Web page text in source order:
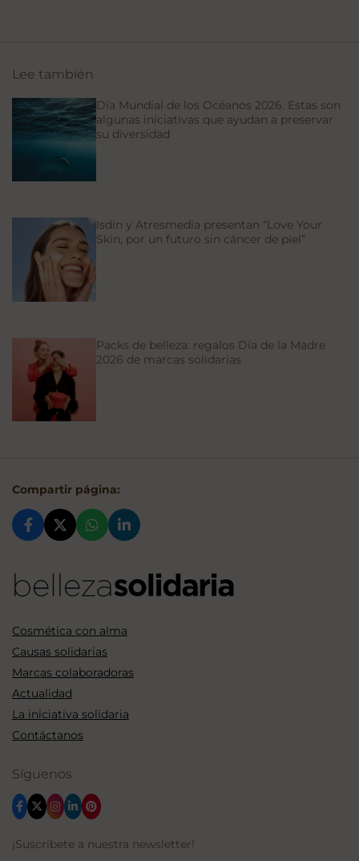
Lee también
Día Mundial de los Océanos 2026. Estas son
algunas iniciativas que ayudan a preservar
su diversidad
Isdin y Atresmedia presentan “Love Your
Skin, por un futuro sin cáncer de piel”
Packs de belleza: regalos Día de la Madre
2026 de marcas solidarias
Compartir página:
Cosmética con alma
Causas solidarias
Marcas colaboradoras
Actualidad
La iniciativa solidaria
Contáctanos
Síguenos
¡Suscríbete a nuestra newsletter!